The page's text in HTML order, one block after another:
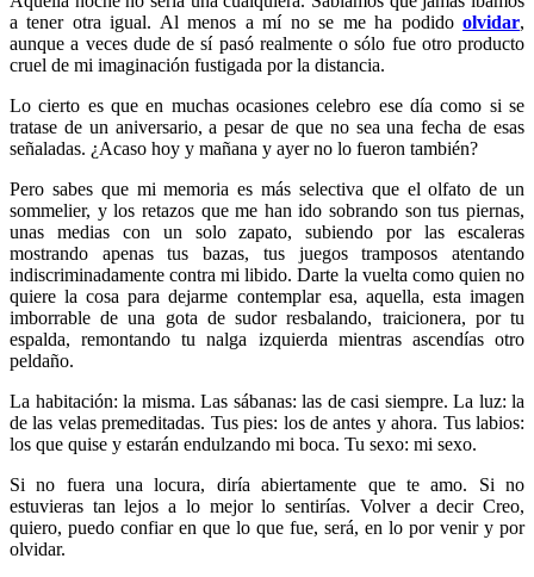
a tener otra igual. Al menos a mí no se me ha podido olvidar,
aunque a veces dude de sí pasó realmente o sólo fue otro producto
cruel de mi imaginación fustigada por la distancia.
Lo cierto es que en muchas ocasiones celebro ese día como si se
tratase de un aniversario, a pesar de que no sea una fecha de esas
señaladas. ¿Acaso hoy y mañana y ayer no lo fueron también?
Pero sabes que mi memoria es más selectiva que el olfato de un
sommelier, y los retazos que me han ido sobrando son tus piernas,
unas medias con un solo zapato, subiendo por las escaleras
mostrando apenas tus bazas, tus juegos tramposos atentando
indiscriminadamente contra mi libido. Darte la vuelta como quien no
quiere la cosa para dejarme contemplar esa, aquella, esta imagen
imborrable de una gota de sudor resbalando, traicionera, por tu
espalda, remontando tu nalga izquierda mientras ascendías otro
peldaño.
La habitación: la misma. Las sábanas: las de casi siempre. La luz: la
de las velas premeditadas. Tus pies: los de antes y ahora. Tus labios:
los que quise y estarán endulzando mi boca. Tu sexo: mi sexo.
Si no fuera una locura, diría abiertamente que te amo. Si no
estuvieras tan lejos a lo mejor lo sentirías. Volver a decir Creo,
quiero, puedo confiar en que lo que fue, será, en lo por venir y por
olvidar.